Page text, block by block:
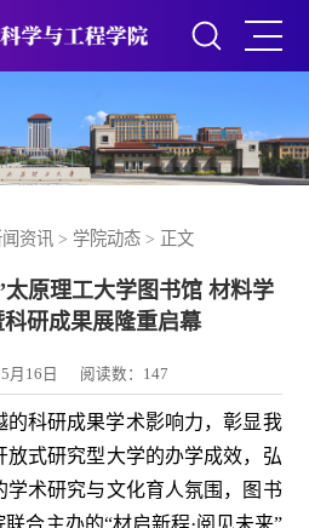
资讯> 学院动态> 正文
太原理工大学图书馆 材料学
研成果展隆重启幕
月16日 阅读数： 147
的科研成果学术影响力，彰显我
式研究型大学的办学成效，弘
术研究与文化育人氛围，图书